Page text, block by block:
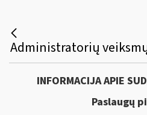
INFORMACIJA APIE
Paslaugų